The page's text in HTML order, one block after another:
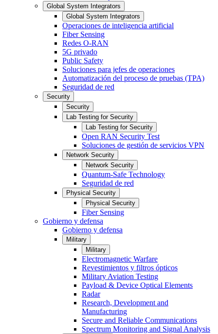
Global System Integrators
Global System Integrators
Operaciones de inteligencia artificial
Fiber Sensing
Redes O-RAN
5G privado
Public Safety
Soluciones para jefes de operaciones
Automatización del proceso de pruebas (TPA)
Seguridad de red
Security
Security
Lab Testing for Security
Lab Testing for Security
Open RAN Security Test
Soluciones de gestión de servicios VPN
Network Security
Network Security
Quantum-Safe Technology
Seguridad de red
Physical Security
Physical Security
Fiber Sensing
Gobierno y defensa
Gobierno y defensa
Military
Military
Electromagnetic Warfare
Revestimientos y filtros ópticos
Military Aviation Testing
Payload & Device Optical Elements
Radar
Research, Development and
Manufacturing
Secure and Reliable Communications
Spectrum Monitoring and Signal Analysis